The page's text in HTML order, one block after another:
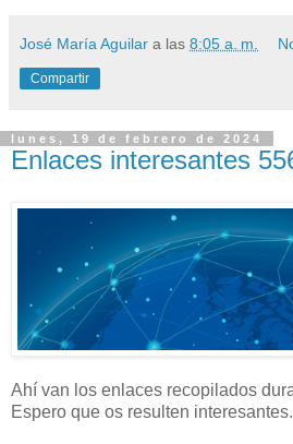
José María Aguilar a las 8:05 a. m.
Compartir
lunes, 19 de febrero de 2024
Enlaces interesantes
Ahí van los enlaces recopilados
Espero que os resulten